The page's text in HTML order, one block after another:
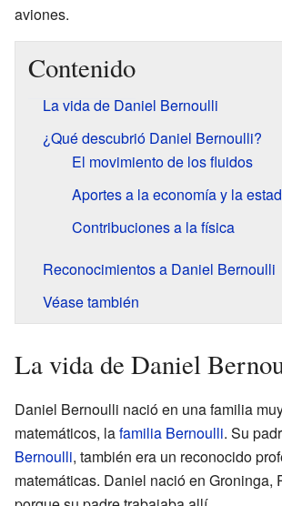
aviones.
Contenido
La vida de Daniel Bernoulli
¿Qué descubrió Daniel Bernoulli?
El movimiento de los fluidos
Aportes a la economía y la
Contribuciones a la física
Reconocimientos a Daniel Bernoulli
Véase también
La vida de Daniel
Daniel Bernoulli nació en una familia
matemáticos, lafamilia Bernoulli. Su
Bernoulli, también era un reconocido
matemáticas. Daniel nació en Groninga,